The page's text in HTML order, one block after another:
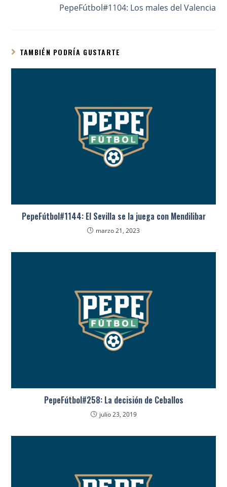
PepeFútbol#1104: Los males del Valencia
TAMBIÉN PODRÍA GUSTARTE
PepeFútbol#1144: El Sevilla se la juega con Mendilibar
marzo 21, 2023
PepeFútbol#258: La decisión de Ceballos
julio 23, 2019